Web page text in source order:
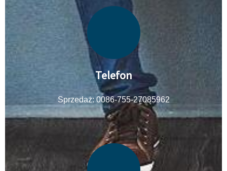
Telefon
Sprzedaż: 0086-755-27085962